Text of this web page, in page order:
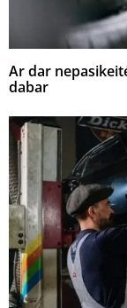
Ar dar
dabar